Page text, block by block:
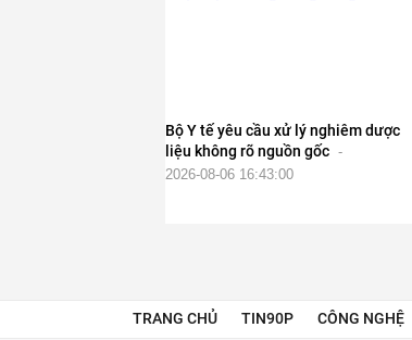
Bộ Y tế yêu cầu xử lý nghiêm dược
liệu không rõ nguồn gốc -
2026-08-06 16:43:00
TRANG CHỦ TIN90P CÔNG NGHỆ